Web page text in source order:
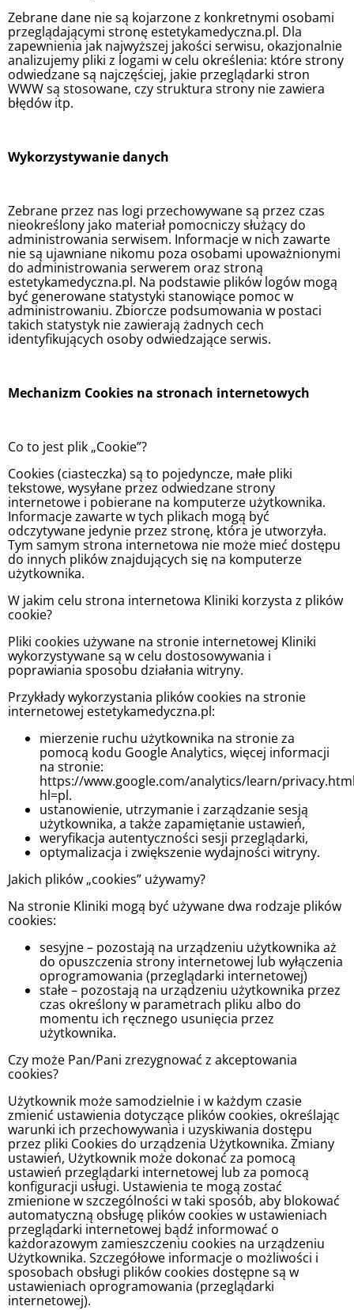
Zebrane dane nie są kojarzone z konkretnymi osobami
przeglądającymi stronę estetykamedyczna.pl. Dla
zapewnienia jak najwyższej jakości serwisu, okazjonalnie
analizujemy pliki z logami w celu określenia: które strony
odwiedzane są najczęściej, jakie przeglądarki stron
WWW są stosowane, czy struktura strony nie zawiera
błędów itp.
Wykorzystywanie danych
Zebrane przez nas logi przechowywane są przez czas
nieokreślony jako materiał pomocniczy służący do
administrowania serwisem. Informacje w nich zawarte
nie są ujawniane nikomu poza osobami upoważnionymi
do administrowania serwerem oraz stroną
estetykamedyczna.pl. Na podstawie plików logów mogą
być generowane statystyki stanowiące pomoc w
administrowaniu. Zbiorcze podsumowania w postaci
takich statystyk nie zawierają żadnych cech
identyfikujących osoby odwiedzające serwis.
Mechanizm Cookies na stronach internetowych
Co to jest plik „Cookie”?
Cookies (ciasteczka) są to pojedyncze, małe pliki
tekstowe, wysyłane przez odwiedzane strony
internetowe i pobierane na komputerze użytkownika.
Informacje zawarte w tych plikach mogą być
odczytywane jedynie przez stronę, która je utworzyła.
Tym samym strona internetowa nie może mieć dostępu
do innych plików znajdujących się na komputerze
użytkownika.
W jakim celu strona internetowa Kliniki korzysta z plików
cookie?
Pliki cookies używane na stronie internetowej Kliniki
wykorzystywane są w celu dostosowywania i
poprawiania sposobu działania witryny.
Przykłady wykorzystania plików cookies na stronie
internetowej estetykamedyczna.pl:
mierzenie ruchu użytkownika na stronie za
pomocą kodu Google Analytics, więcej informacji
na stronie:
https://www.google.com/analytics/learn/
hl=pl.
ustanowienie, utrzymanie i zarządzanie sesją
użytkownika, a także zapamiętanie ustawień,
weryfikacja autentyczności sesji przeglądarki,
optymalizacja i zwiększenie wydajności witryny.
Jakich plików „cookies” używamy?
Na stronie Kliniki mogą być używane dwa rodzaje plików
cookies:
sesyjne – pozostają na urządzeniu użytkownika aż
do opuszczenia strony internetowej lub wyłączenia
oprogramowania (przeglądarki internetowej)
stałe – pozostają na urządzeniu użytkownika przez
czas określony w parametrach pliku albo do
momentu ich ręcznego usunięcia przez
użytkownika.
Czy może Pan/Pani zrezygnować z akceptowania
cookies?
Użytkownik może samodzielnie i w każdym czasie
zmienić ustawienia dotyczące plików cookies, określając
warunki ich przechowywania i uzyskiwania dostępu
przez pliki Cookies do urządzenia Użytkownika. Zmiany
ustawień, Użytkownik może dokonać za pomocą
ustawień przeglądarki internetowej lub za pomocą
konfiguracji usługi. Ustawienia te mogą zostać
zmienione w szczególności w taki sposób, aby blokować
automatyczną obsługę plików cookies w ustawieniach
przeglądarki internetowej bądź informować o
każdorazowym zamieszczeniu cookies na urządzeniu
Użytkownika. Szczegółowe informacje o możliwości i
sposobach obsługi plików cookies dostępne są w
ustawieniach oprogramowania (przeglądarki
internetowej).